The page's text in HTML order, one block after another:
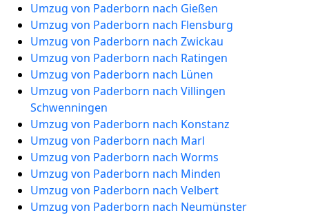
Umzug von Paderborn nach Gießen
Umzug von Paderborn nach Flensburg
Umzug von Paderborn nach Zwickau
Umzug von Paderborn nach Ratingen
Umzug von Paderborn nach Lünen
Umzug von Paderborn nach Villingen
Schwenningen
Umzug von Paderborn nach Konstanz
Umzug von Paderborn nach Marl
Umzug von Paderborn nach Worms
Umzug von Paderborn nach Minden
Umzug von Paderborn nach Velbert
Umzug von Paderborn nach Neumünster